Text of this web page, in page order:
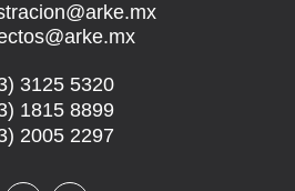
3125 5320
1815 8899
2005 2297